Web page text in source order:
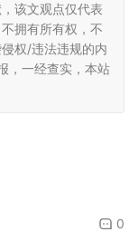
该文观点仅代表
拥有所有权，不
权/违法违规的内
，一经查实，本站
0